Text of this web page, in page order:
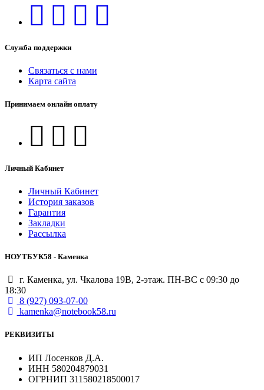
Служба поддержки
Связаться с нами
Карта сайта
Принимаем онлайн оплату
Личный Кабинет
Личный Кабинет
История заказов
Гарантия
Закладки
Рассылка
НОУТБУК58 - Каменка
г. Каменка, ул. Чкалова 19В, 2-этаж. ПН-ВС с 09:30 до
18:30
8 (927) 093-07-00
kamenka@notebook58.ru
РЕКВИЗИТЫ
ИП Лосенков Д.А.
ИНН 580204879031
ОГРНИП 311580218500017